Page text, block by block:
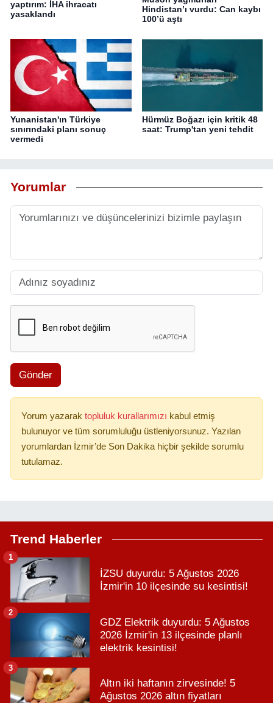
yaptırım: İHA ihracatı
yasaklandı
Hindistan’ı vurdu: Can kaybı
100’ü aştı
Yunanistan'ın Türkiye
sınırındaki planı sonuç
vermedi
Hürmüz Boğazı için kritik 48
saat: Trump'tan yeni tehdit
Yorumlar
Gönder
Yorum yazarak topluluk kurallarımızı kabul etmiş
bulunuyor ve tüm sorumluluğu üstleniyorsunuz. Yazılan
yorumlardan İzmir’de Son Dakika hiçbir şekilde sorumlu
tutulamaz.
Trend Haberler
İZSU duyurdu: 5 Ağustos 2026
İzmir'in 10 ilçesinde su kesintisi!
1
GDZ Elektrik duyurdu: 5 Ağustos
2026 İzmir'in 13 ilçesinde planlı
elektrik kesintisi!
2
Altın iki haftanın zirvesinde! 5
Ağustos 2026 altın fiyatları
3